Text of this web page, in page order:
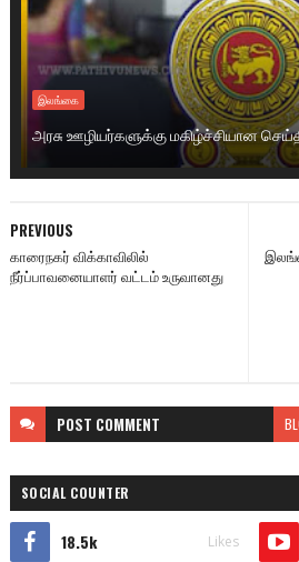
இலங்கை
அரசு ஊழியர்களுக்கு மகிழ்ச்சியான
PREVIOUS
காரைநகர் விக்காவிலில்
நீர்ப்பாவனையாளர் வட்டம் உருவானது
POST COMMENT
SOCIAL COUNTER
18.5k Likes